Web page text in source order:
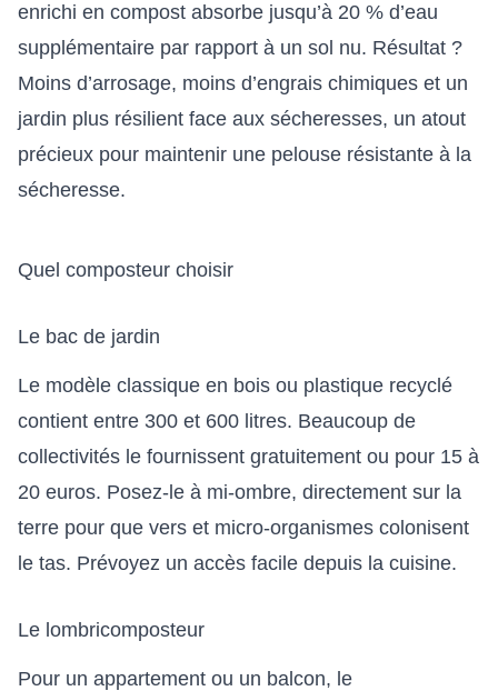
enrichi en compost absorbe jusqu’à 20 % d’eau
supplémentaire par rapport à un sol nu. Résultat ?
Moins d’arrosage, moins d’engrais chimiques et un
jardin plus résilient face aux sécheresses, un atout
précieux pour maintenir une pelouse résistante à la
sécheresse.
Quel composteur choisir
Le bac de jardin
Le modèle classique en bois ou plastique recyclé
contient entre 300 et 600 litres. Beaucoup de
collectivités le fournissent gratuitement ou pour 15 à
20 euros. Posez-le à mi-ombre, directement sur la
terre pour que vers et micro-organismes colonisent
le tas. Prévoyez un accès facile depuis la cuisine.
Le lombricomposteur
Pour un appartement ou un balcon, le